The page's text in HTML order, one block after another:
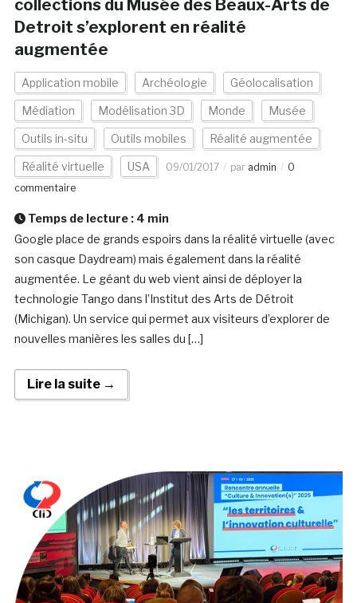
collections du Musée des Beaux-Arts de
Detroit s’explorent en réalité
augmentée
Application mobile Archéologie Géolocalisation
Médiation Modélisation 3D Monde Musée
Outils in-situ Outils mobiles Réalité augmentée
Réalité virtuelle USA 09/01/2017 par admin
0
commentaire
Temps de lecture : 4 min
Google place de grands espoirs dans la réalité virtuelle (avec
son casque Daydream) mais également dans la réalité
augmentée. Le géant du web vient ainsi de déployer la
technologie Tango dans l’Institut des Arts de Détroit
(Michigan). Un service qui permet aux visiteurs d’explorer de
nouvelles manières les salles du […]
Lire la suite →